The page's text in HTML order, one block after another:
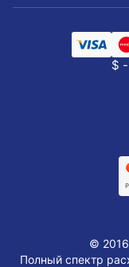
$
©
Полный спектр